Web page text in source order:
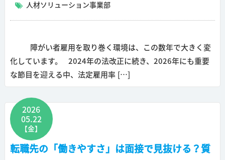
人材ソリューション事業部
障がい者雇用を取り巻く環境は、この数年で大きく変
化しています。 2024年の法改正に続き、2026年にも重要
な節目を迎える中、法定雇用率 […]
2026
05.22
【金】
転職先の「働きやすさ」は面接で見抜ける？質